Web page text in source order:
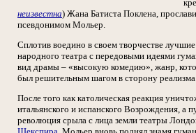
неизвестна) Жана Батиста Поклена,
псевдонимом Мольер.
Сплотив воедино в своем творчестве
народного театра с передовыми идеями
вид драмы – «высокую комедию», жанр,
был решительным шагом в сторону
После того как католическая реакция
итальянского и испанского Возрождения, а
революция срыла с лица земли театры